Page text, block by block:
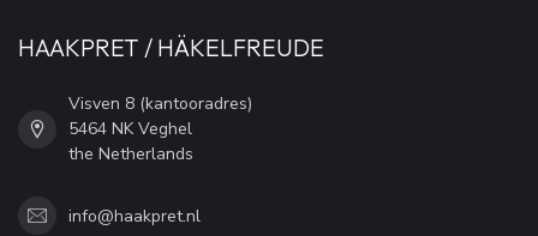
HAAKPRET / HÄKELFREUDE
Visven 8 (kantooradres)
5464 NK Veghel
the Netherlands
info@haakpret.nl